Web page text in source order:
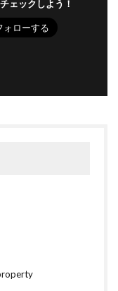
ェックしよう！